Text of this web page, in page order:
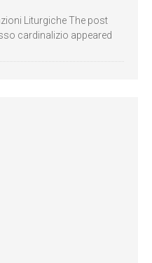
Liturgiche The post
cardinalizio appeared